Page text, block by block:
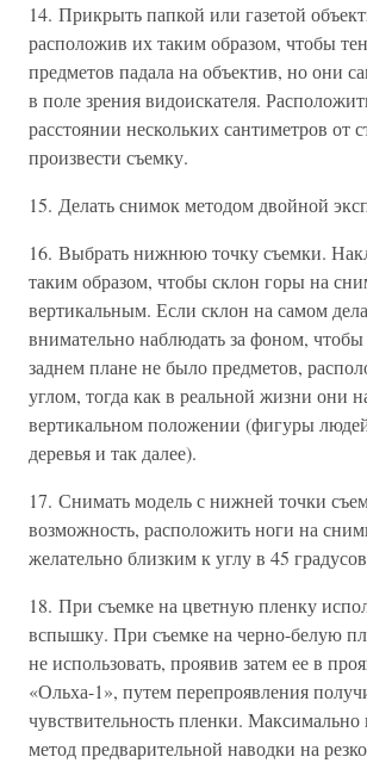
14. Прикрыть папкой или газетой
расположив их таким образом, чтобы
предметов падала на объектив, но они
в поле зрения видоискателя.
расстоянии нескольких сантиметров от
произвести съемку.
15. Делать снимок методом двойной
16. Выбрать нижнюю точку съемки.
таким образом, чтобы склон горы на
вертикальным. Если склон на самом
внимательно наблюдать за фоном,
заднем плане не было предметов,
углом, тогда как в реальной жизни они
вертикальном положении (фигуры
деревья и так далее).
17. Снимать модель с нижней точки
возможность, расположить ноги на
желательно близким к углу в 45
18. При съемке на цветную пленку
вспышку. При съемке на черно-белую
не использовать, проявив затем ее в
«Ольха-1», путем перепроявления
чувствительность пленки. Максимально
метод предварительной наводки на